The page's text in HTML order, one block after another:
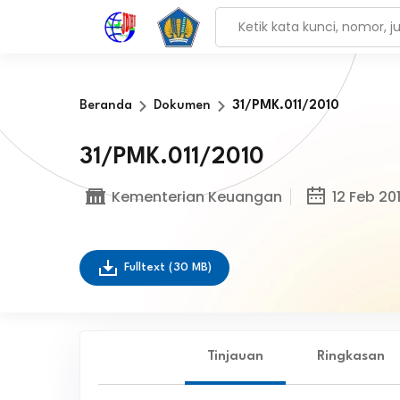
Beranda Dokumen 31/PMK.011/2010
31/PMK.011/2010
Kementerian Keuangan 12 Feb
Fulltext (30 MB)
Tinjauan Ringkasan